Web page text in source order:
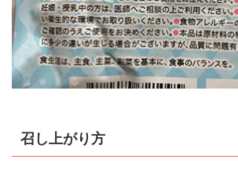
召し上がり方